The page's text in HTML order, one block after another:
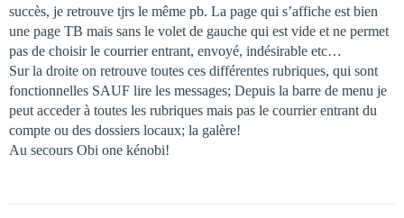
succès, je retrouve tjrs le même pb. La page qui s’affiche est bien
une page TB mais sans le volet de gauche qui est vide et ne permet
pas de choisir le courrier entrant, envoyé, indésirable etc…
Sur la droite on retrouve toutes ces différentes rubriques, qui sont
fonctionnelles SAUF lire les messages; Depuis la barre de menu je
peut acceder à toutes les rubriques mais pas le courrier entrant du
compte ou des dossiers locaux; la galère!
Au secours Obi one kénobi!